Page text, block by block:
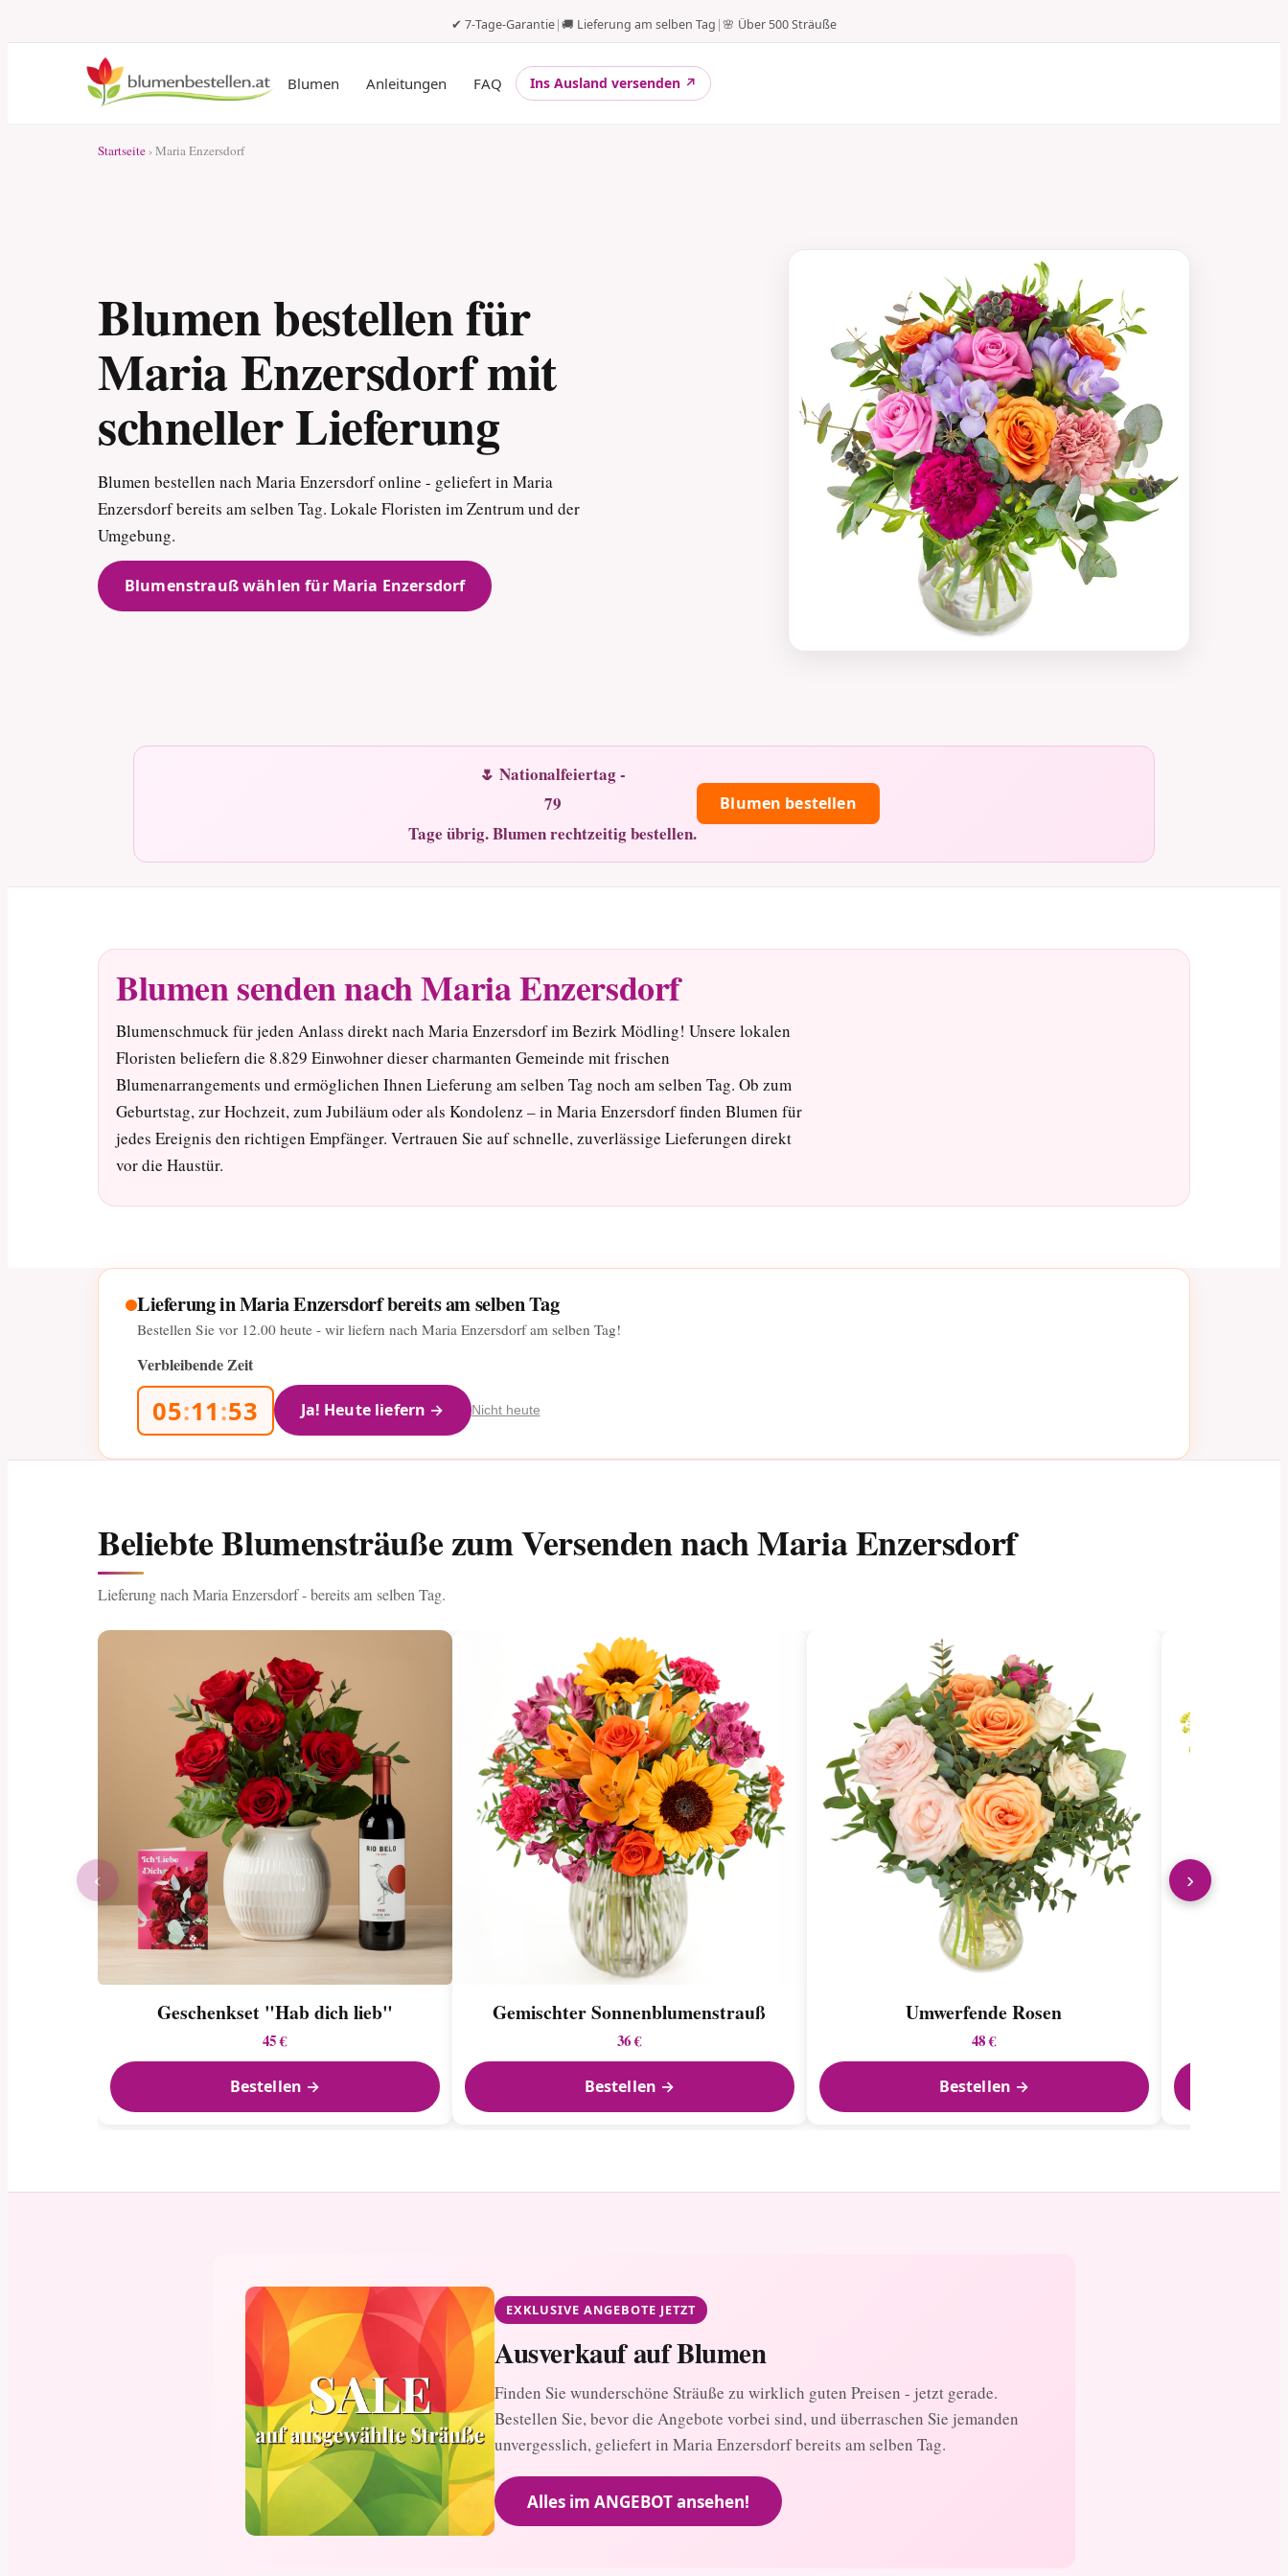
✔ 7-Tage-Garantie|🚚 Lieferung am selben Tag |🌸 Über 500 Sträuße
Blumen Anleitungen FAQ Ins Ausland versenden ↗
Startseite › Maria Enzersdorf
Blumen bestellen für
Maria Enzersdorf mit
schneller Lieferung
Blumen bestellen nach Maria Enzersdorf online - geliefert in Maria
Enzersdorf bereits am selben Tag. Lokale Floristen im Zentrum und der
Umgebung.
Blumenstrauß wählen für Maria Enzersdorf
🌷 Nationalfeiertag -
79
Tage übrig. Blumen rechtzeitig bestellen.
Blumen bestellen
Blumen senden nach Maria Enzersdorf
Blumenschmuck für jeden Anlass direkt nach Maria Enzersdorf im Bezirk Mödling! Unsere lokalen
Floristen beliefern die 8.829 Einwohner dieser charmanten Gemeinde mit frischen
Blumenarrangements und ermöglichen Ihnen Lieferung am selben Tag noch am selben Tag. Ob zum
Geburtstag, zur Hochzeit, zum Jubiläum oder als Kondolenz – in Maria Enzersdorf finden Blumen für
jedes Ereignis den richtigen Empfänger. Vertrauen Sie auf schnelle, zuverlässige Lieferungen direkt
vor die Haustür.
Lieferung in Maria Enzersdorf bereits am selben Tag
Bestellen Sie vor 12.00 heute - wir liefern nach Maria Enzersdorf am selben Tag!
Verbleibende Zeit
05:11:51 Ja! Heute liefern → Nicht heute
Beliebte Blumensträuße zum Versenden nach Maria Enzersdorf
Lieferung nach Maria Enzersdorf - bereits am selben Tag.
Geschenkset "Hab dich lieb"
45 €
Bestellen →
Gemischter Sonnenblumen­strauß
36 €
Bestellen →
Umwerfende Rosen
48 €
Bestellen →
‹ ›
EXKLUSIVE ANGEBOTE JETZT
Ausverkauf auf Blumen
Finden Sie wunderschöne Sträuße zu wirklich guten Preisen - jetzt gerade.
Bestellen Sie, bevor die Angebote vorbei sind, und überraschen Sie jemanden
unvergesslich, geliefert in Maria Enzersdorf bereits am selben Tag.
Alles im ANGEBOT ansehen!